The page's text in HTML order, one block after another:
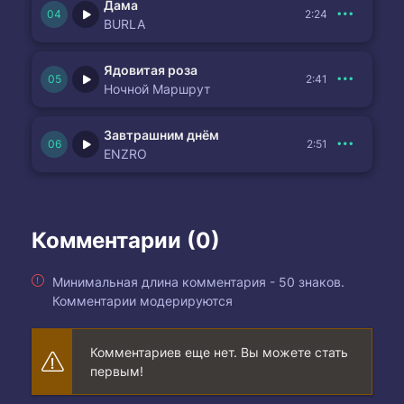
Дама
BURLA
2:24
Ядовитая роза
Ночной Маршрут
2:41
Завтрашним днём
ENZRO
2:51
Комментарии (0)
Минимальная длина комментария - 50 знаков.
Комментарии модерируются
Комментариев еще нет. Вы можете стать
первым!